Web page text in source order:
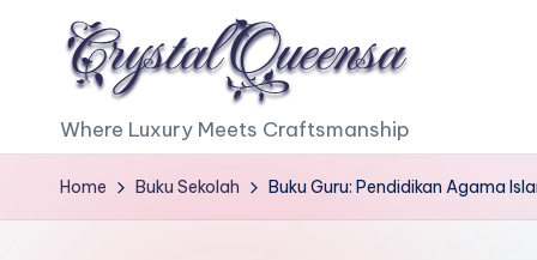
content
C
r
y
Where Luxury Meets Craftsmanship
Home Buku Sekolah Buku Guru: Pendidikan Agama